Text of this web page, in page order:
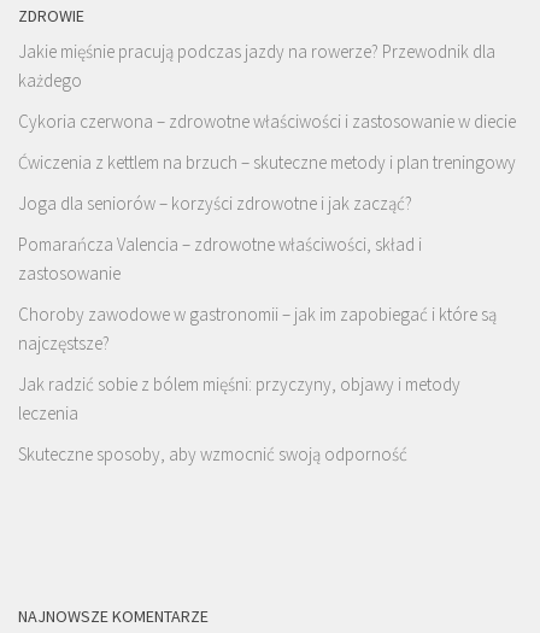
ZDROWIE
Jakie mięśnie pracują podczas jazdy na rowerze? Przewodnik dla
każdego
Cykoria czerwona – zdrowotne właściwości i zastosowanie w diecie
Ćwiczenia z kettlem na brzuch – skuteczne metody i plan treningowy
Joga dla seniorów – korzyści zdrowotne i jak zacząć?
Pomarańcza Valencia – zdrowotne właściwości, skład i
zastosowanie
Choroby zawodowe w gastronomii – jak im zapobiegać i które są
najczęstsze?
Jak radzić sobie z bólem mięśni: przyczyny, objawy i metody
leczenia
Skuteczne sposoby, aby wzmocnić swoją odporność
NAJNOWSZE KOMENTARZE